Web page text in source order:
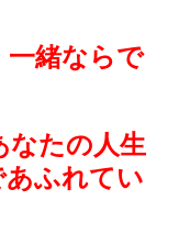
一緒ならで
なたの人生
あふれてい